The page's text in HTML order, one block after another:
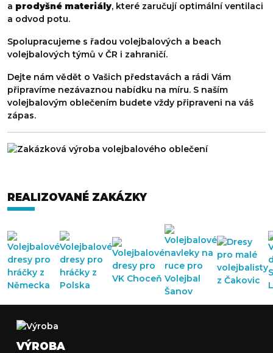
a prodyšné materiály, které zaručují optimální ventilaci
a odvod potu.
Spolupracujeme s řadou volejbalových a beach
volejbalových týmů v ČR i zahraničí.
Dejte nám vědět o Vašich představách a rádi Vám
připravíme nezávaznou nabídku na míru. S naším
volejbalovým oblečením budete vždy připraveni na váš
zápas.
REALIZOVANÉ ZAKÁZKY
VÝROBA